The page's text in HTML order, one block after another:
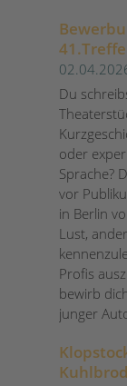
Berliner
gestartet
Du
oder
Sprache?
vor
in Berlin
Lust,
Profis
bewirb
junger